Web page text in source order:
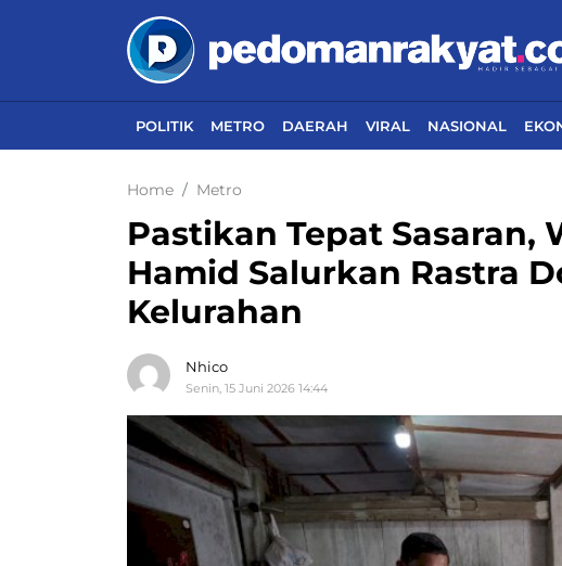
POLITIK METRO DAERAH VIRAL NASIONAL
Home Metro
Pastikan Tepat Sasaran,
Hamid Salurkan Rastra
Kelurahan
Nhico
Senin, 15 Juni 2026 14:44